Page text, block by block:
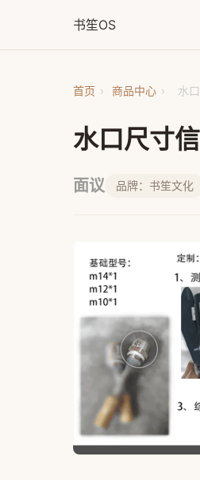
书笙OS
首页 › 商品中心 › 水
水口尺寸
面议 品牌：书笙文化